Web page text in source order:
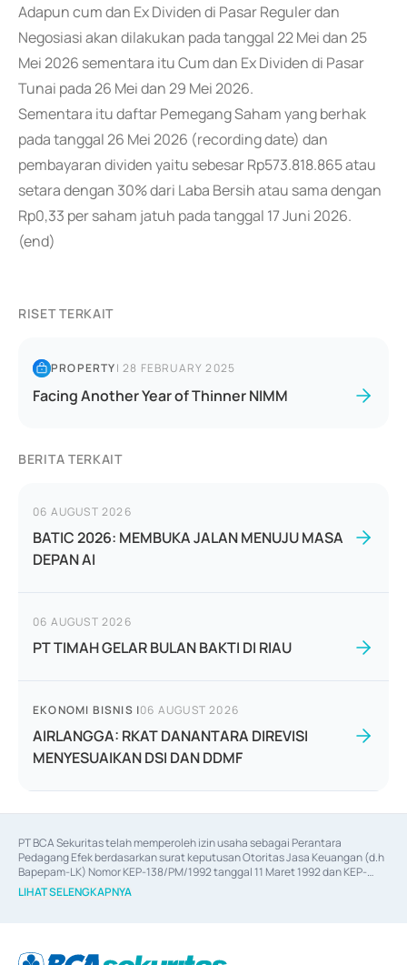
Adapun cum dan Ex Dividen di Pasar Reguler dan
Negosiasi akan dilakukan pada tanggal 22 Mei dan 25
Mei 2026 sementara itu Cum dan Ex Dividen di Pasar
Tunai pada 26 Mei dan 29 Mei 2026.
Sementara itu daftar Pemegang Saham yang berhak
pada tanggal 26 Mei 2026 (recording date) dan
pembayaran dividen yaitu sebesar Rp573.818.865 atau
setara dengan 30% dari Laba Bersih atau sama dengan
Rp0,33 per saham jatuh pada tanggal 17 Juni 2026.
(end)
RISET TERKAIT
PROPERTY|28 FEBRUARY 2025
Facing Another Year of Thinner NIMM
BERITA TERKAIT
06 AUGUST 2026
BATIC 2026: MEMBUKA JALAN MENUJU MASA
DEPAN AI
06 AUGUST 2026
PT TIMAH GELAR BULAN BAKTI DI RIAU
EKONOMI BISNIS |06 AUGUST 2026
AIRLANGGA: RKAT DANANTARA DIREVISI
MENYESUAIKAN DSI DAN DDMF
PT BCA Sekuritas telah memperoleh izin usaha sebagai Perantara
Pedagang Efek berdasarkan surat keputusan Otoritas Jasa Keuangan (d.h
Bapepam-LK) Nomor KEP-138/PM/1992 tanggal 11 Maret 1992 dan KEP-
06/D.04/2014 tanggal 28 Februari 2014, izin usaha sebagai Penjamin Emisi
Efek berdasarkan surat keputusan Otoritas Jasa Keuangan Nomor KEP-
berdasarkan surat keputusan Otoritas Jasa Keuangan Nomor S-
LIHAT SELENGKAPNYA